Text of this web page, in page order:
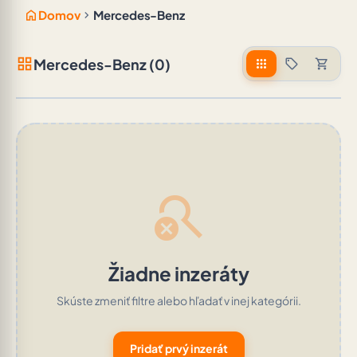
home Domov chevron_right Mercedes-Benz
grid_viewMercedes-Benz (0) apps sell shopping_cart
search_off
Žiadne inzeráty
Skúste zmeniť filtre alebo hľadať v inej kategórii.
Pridať prvý inzerát